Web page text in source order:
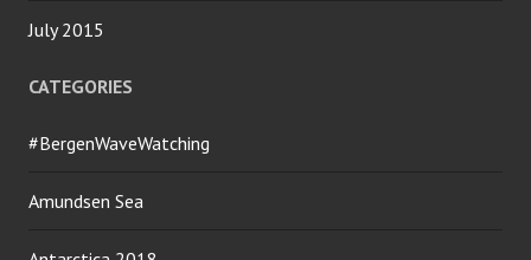
July 2015
CATEGORIES
#BergenWaveWatching
Amundsen Sea